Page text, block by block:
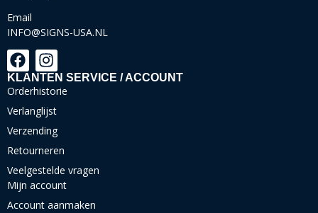
Email
INFO@SIGNS-USA.NL
KLANTEN SERVICE / ACCOUNT
Orderhistorie
Verlanglijst
Verzending
Retourneren
Veelgestelde vragen
Mijn account
Account aanmaken